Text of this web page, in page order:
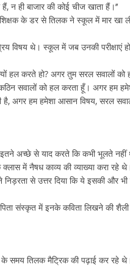
ही बाजार की कोई चीज खाता हैं।’’
के डर से तिलक ने स्कूल में मार खा
थे। स्कूल में जब उनकी परीक्षाएं
करते हो? अगर तुम सरल सवालों को
सवालों को हल करता हूँ। अगर हम
है, अगर हम हमेशा आसान विषय, सरल
अच्छे से याद करते कि कभी भूलते नहीं
में नैषध काव्य की व्याख्या करा रहे
से उत्तर दिया कि ये इसकी और
संस्कृत में इनके कविता लिखने की
के समय तिलक मैट्रिक की पढ़ाई कर